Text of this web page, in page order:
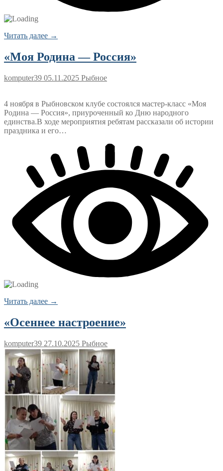
Читать далее →
«Моя Родина — Россия»
komputer39 05.11.2025 Рыбное
4 ноября в Рыбновском клубе состоялся мастер‑класс «Моя
Родина — Россия», приуроченный ко Дню народного
единства.В ходе мероприятия ребятам рассказали об истории
праздника и его…
Читать далее →
«Осеннее настроение»
komputer39 27.10.2025 Рыбное